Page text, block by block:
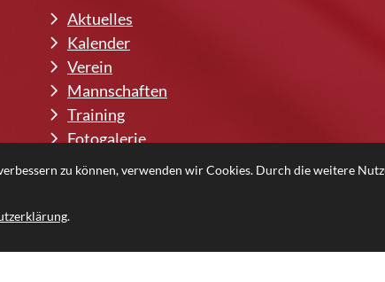
Aktuelles
Kalender
Verein
Mannschaften
Training
Fotogalerie
Downloads
zu können, verwenden wir Cookies. Durch die weitere
.